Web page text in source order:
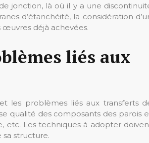
jonction, là où il y a une
d’étanchéité, la considération
déjà achevées.
liés aux
les problèmes liés aux transferts
qualité des composants des parois
etc. Les techniques à adopter
structure.